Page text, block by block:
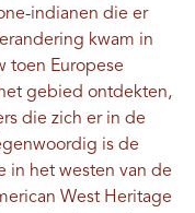
indianen die er
kwam in
toen Europese
gebied ontdekten,
die zich er in de
is de
in het westen van de
West Heritage